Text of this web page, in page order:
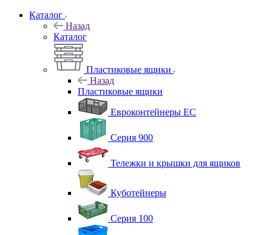
Каталог
Назад
Каталог
Пластиковые ящики
Назад
Пластиковые ящики
Евроконтейнеры ЕС
Серия 900
Тележки и крышки для ящиков
Куботейнеры
Серия 100